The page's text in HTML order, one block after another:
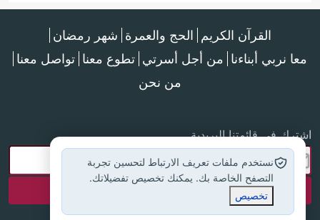
القرآن الكريم الحج والعمرة شهر رمضان
معا نربي أبناءنا من أجل أسرتي تطوع معنا تواصل معنا
من نحن
اشترك في قائمتنا البريدية
نستخدم ملفات تعريف الارتباط لتحسين تجربة
التصفح الخاصة بك. يمكنك تخصيص تفضيلاتك.
تخصيص